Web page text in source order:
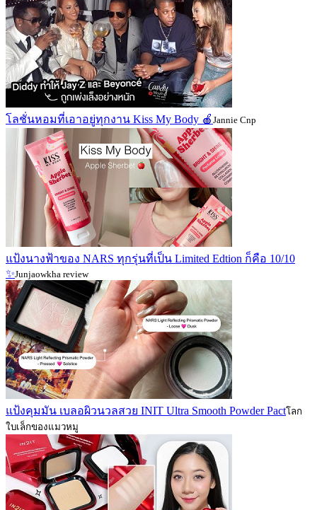
โลชั่นหอมที่เอาอยู่ทุกงาน Kiss My Body 🍎 Jannie Cnp
แป้งนางฟ้าของ NARS ทุกรุ่นที่เป็น Limited Edtion ก็คือ 10/10
✨Junjaowkha review
แป้งคุมมัน เบลอผิวนวลสวย INIT Ultra Smooth Powder Pactโลก
ใบเล็กของแมวหมู